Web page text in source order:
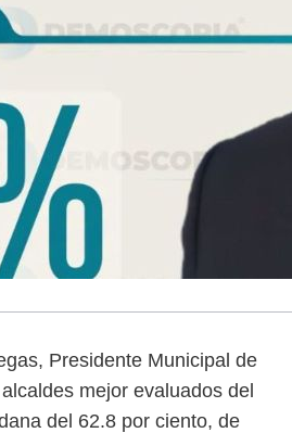
Presidente Municipal de
mejor evaluados del
del 62.8 por ciento, de